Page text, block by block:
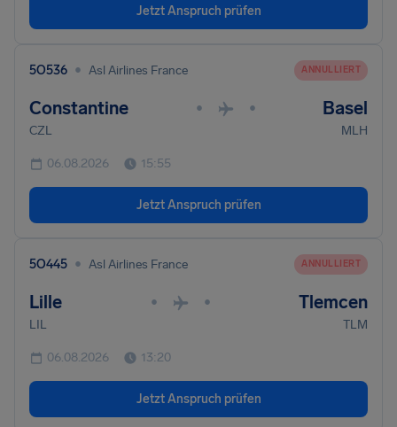
Jetzt Anspruch prüfen
5O536 • Asl Airlines France ANNULLIERT
Constantine • • Basel
CZL MLH
06.08.2026 15:55
Jetzt Anspruch prüfen
5O445 • Asl Airlines France ANNULLIERT
Lille • • Tlemcen
LIL TLM
06.08.2026 13:20
Jetzt Anspruch prüfen